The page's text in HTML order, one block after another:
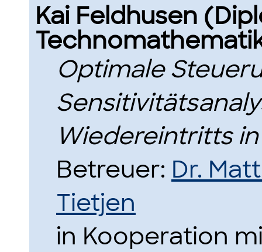
Kai Feldhusen
Optimale
Wiedereintritts
Betreuer: Dr.
Tietjen
in Kooperation